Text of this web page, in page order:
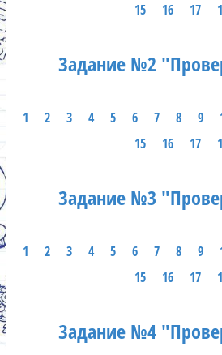
15
16 17
Задание №2
1 2 3 4 5 6 7 8 9
15
16 17
Задание №3
1 2 3 4 5 6 7 8 9
15
16 17
Задание №4